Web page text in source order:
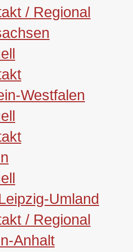
/ Regional
Westfalen
Umland
/ Regional
Anhalt